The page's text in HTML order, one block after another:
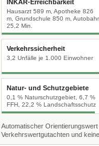
INKAR-Erreichbarkeit
Hausarzt 589 m, Apotheke 826
m, Grundschule 850 m,
25,2 Min.
Verkehrssicherheit
3,2 Unfälle je 1.000 Einwohner
Natur- und Schutzgebiete
0,1 % Naturschutzgebiet, 6,7 %
FFH, 22,2 % Landschaftsschutz
Automatischer
Verkehrswertgutachten und